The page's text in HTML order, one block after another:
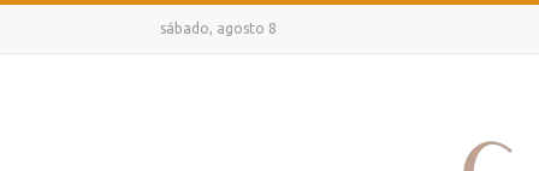
sábado, agosto 8